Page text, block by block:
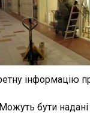
інформацію
бути надані